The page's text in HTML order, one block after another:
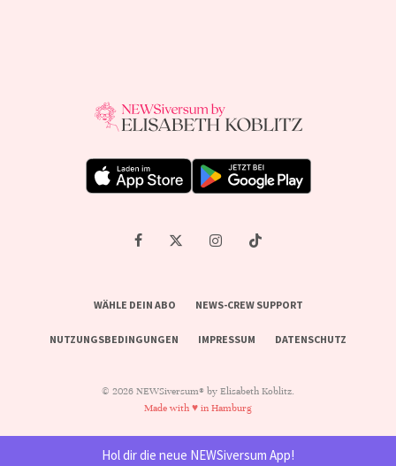
WÄHLE DEIN ABO NEWS-CREW SUPPORT
NUTZUNGSBEDINGUNGEN IMPRESSUM DATENSCHUTZ
© 2026 NEWSiversum® by Elisabeth Koblitz.
Made with ♥ in Hamburg
Hol dir die neue NEWSiversum App!